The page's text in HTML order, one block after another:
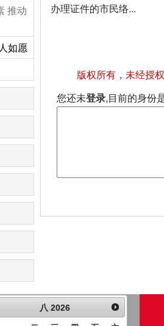
推动
如愿
办理证件的市民络...
版权所有，未经授
您还未登录,目前的身份
八 2026